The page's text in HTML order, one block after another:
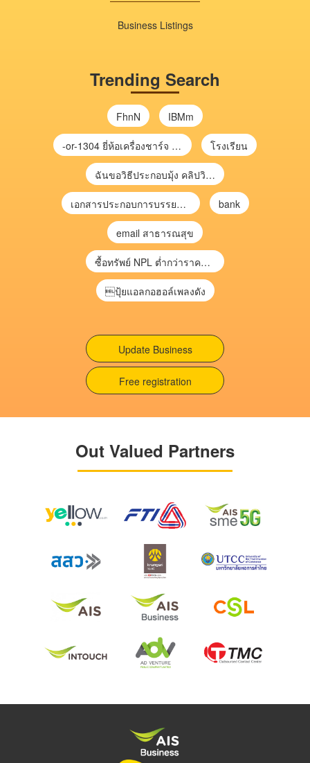
Business Listings
Trending Search
FhnN IBMm
-or-1304 ยี่ห้อเครื่องชาร์จ chargecore โรงเรียน
ฉันขอวิธีประกอบมุ้ง คลิปวิดีโอ การประกอบมุ้ง
เอกสารประกอบการบรรยาย การประเมินความเสี่ยงเพื่อวางแผนการตรวจสอบ \ bank
email สาธารณสุข
ซื้อทรัพย์ NPL ต่ำกว่าราคาตลาด 30-70% แบบไม่ต้องไปประมูล”
ปุ้ยแอลกอฮอล์เพลงดัง
Update Business
Free registration
Out Valued Partners